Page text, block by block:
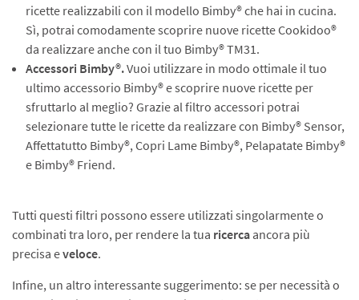
ricette realizzabili con il modello Bimby® che hai in cucina.
Sì, potrai comodamente scoprire nuove ricette Cookidoo®
da realizzare anche con il tuo Bimby® TM31.
Accessori Bimby®.Vuoi utilizzare in modo ottimale il tuo
ultimo accessorio Bimby® e scoprire nuove ricette per
sfruttarlo al meglio? Grazie al filtro accessori potrai
selezionare tutte le ricette da realizzare con Bimby® Sensor,
Affettatutto Bimby®, Copri Lame Bimby®, Pelapatate Bimby®
e Bimby® Friend.
Tutti questi filtri possono essere utilizzati singolarmente o
combinati tra loro, per rendere la tua ricerca ancora più
precisa eveloce.
Infine, un altro interessante suggerimento: se per necessità o